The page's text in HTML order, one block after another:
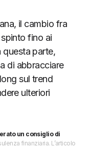
il cambio fra
fino ai
questa parte,
di abbracciare
sul trend
ulteriori
un consiglio di
finanziaria. L’articolo